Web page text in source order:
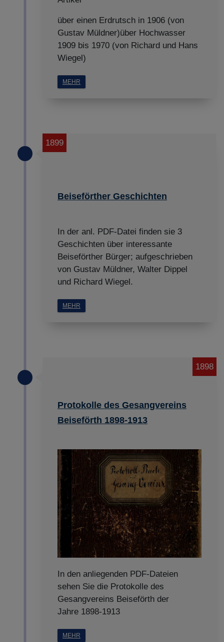
über einen Erdrutsch in 1906 (von
Gustav Müldner)über Hochwasser
1909 bis 1970 (von Richard und Hans
Wiegel)
MEHR
Beiseförther Geschichten
1899
In der anl. PDF-Datei finden sie 3
Geschichten über interessante
Beiseförther Bürger; aufgeschrieben
von Gustav Müldner, Walter Dippel
und Richard Wiegel.
MEHR
Protokolle des Gesangvereins
Beiseförth 1898-1913
1898
In den anliegenden PDF-Dateien
sehen Sie die Protokolle des
Gesangvereins Beiseförth der
Jahre 1898-1913
MEHR